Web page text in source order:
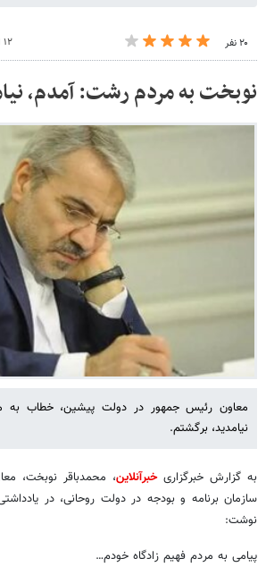
۲۰ نفر ۱۲ اسفند ۱۴۰۲ - ۱۹:۱۶
نوبخت به مردم رشت: آمدم،
معاون رئیس جمهور در دولت پیشین، خطاب
نیامدید، برگشتم.
به گزارش خبرگزاریخبرآنلاین، محمدباقر نوبخت،
سازمان برنامه و بودجه در دولت روحانی، در
نوشت:
پیامی به مردم فهیم زادگاه خودم…